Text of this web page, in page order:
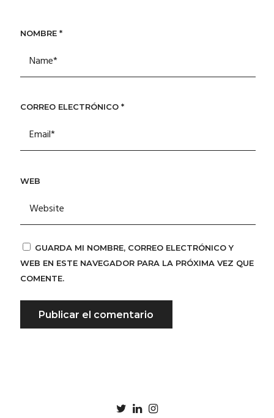
NOMBRE *
CORREO ELECTRÓNICO *
WEB
GUARDA MI NOMBRE, CORREO ELECTRÓNICO Y
WEB EN ESTE NAVEGADOR PARA LA PRÓXIMA VEZ QUE
COMENTE.